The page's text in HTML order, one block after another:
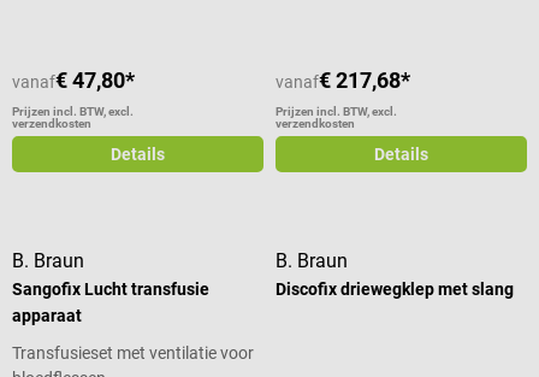
vanaf€ 47,80*
Prijzen incl. BTW, excl.
verzendkosten
Details
vanaf€ 217,68*
Prijzen incl. BTW, excl.
verzendkosten
Details
B. Braun
Sangofix Lucht transfusie
apparaat
Transfusieset met ventilatie voor
B. Braun
Discofix driewegklep met slang